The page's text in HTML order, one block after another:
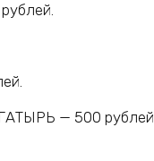
— 500 рублей.